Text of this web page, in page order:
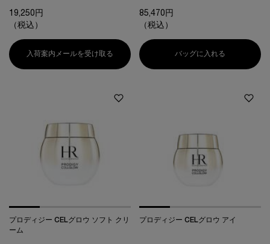
19,250円
（税込）
入荷案内メールを受け取る プロディジー CELグロウ ローズ UV ベース が
85,470円
（税込）
バッグに入れる プロディジ
プロディジー CELグロウ ソフト クリ
ーム
プロディジー CELグロウ アイ